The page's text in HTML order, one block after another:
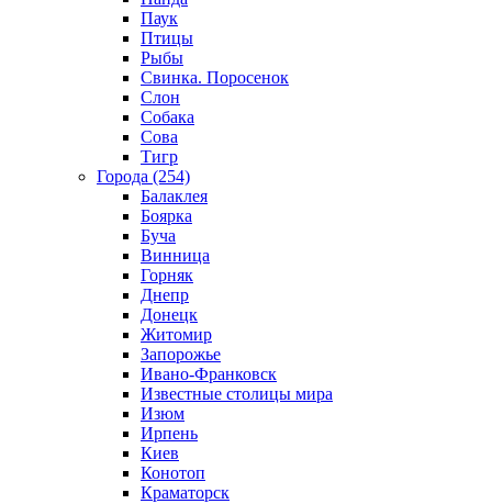
Паук
Птицы
Рыбы
Свинка. Поросенок
Слон
Собака
Сова
Тигр
Города (254)
Балаклея
Боярка
Буча
Винница
Горняк
Днепр
Донецк
Житомир
Запорожье
Ивано-Франковск
Известные столицы мира
Изюм
Ирпень
Киев
Конотоп
Краматорск